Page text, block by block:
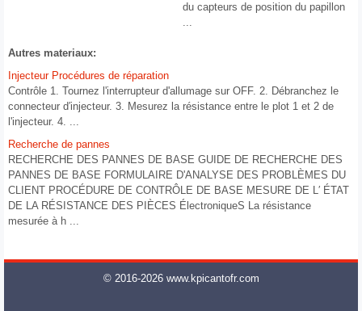
du capteurs de position du papillon
...
Autres materiaux:
Injecteur Procédures de réparation
Contrôle 1. Tournez l'interrupteur d'allumage sur OFF. 2. Débranchez le
connecteur d′injecteur. 3. Mesurez la résistance entre le plot 1 et 2 de
l'injecteur. 4. ...
Recherche de pannes
RECHERCHE DES PANNES DE BASE GUIDE DE RECHERCHE DES
PANNES DE BASE FORMULAIRE D'ANALYSE DES PROBLÈMES DU
CLIENT PROCÉDURE DE CONTRÔLE DE BASE MESURE DE L′ ÉTAT
DE LA RÉSISTANCE DES PIÈCES ÉlectroniqueS La résistance
mesurée à h ...
© 2016-2026 www.kpicantofr.com